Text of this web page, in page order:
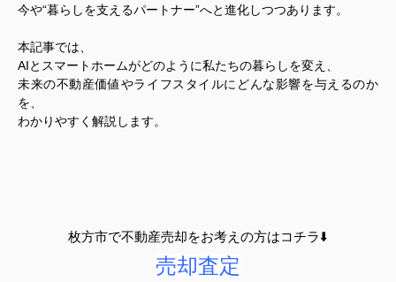
今や“暮らしを支えるパートナー”へと進化しつつあります。
本記事では、
AIとスマートホームがどのように私たちの暮らしを変え、
未来の不動産価値やライフスタイルにどんな影響を与えるのか
を、
わかりやすく解説します。
枚方市で不動産売却をお考えの方はコチラ⬇️
売却査定